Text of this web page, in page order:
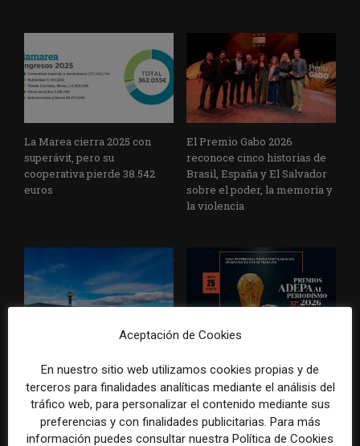
La Marea cierra 2025 con
superávit, pero su
cooperativa pierde 38.542
euros
El Premio Gabo 2026
reconoce cinco historias de
Brasil, España y El Salvador
sobre el poder, la memoria y
la violencia
establece un sistema de
control para el uso de la
inteligencia artificial
especial para la mejor
cobertura periodística del
Mundial 2026
Aceptación de Cookies
En nuestro sitio web utilizamos cookies propias y de
terceros para finalidades analíticas mediante el análisis del
tráfico web, para personalizar el contenido mediante sus
preferencias y con finalidades publicitarias. Para más
información puedes consultar nuestra Política de Cookies